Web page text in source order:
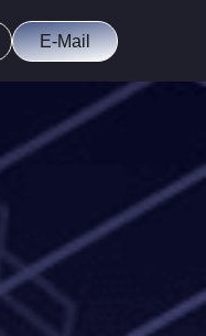
E-Mail